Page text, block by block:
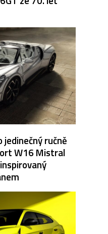
ručně
W16 Mistral